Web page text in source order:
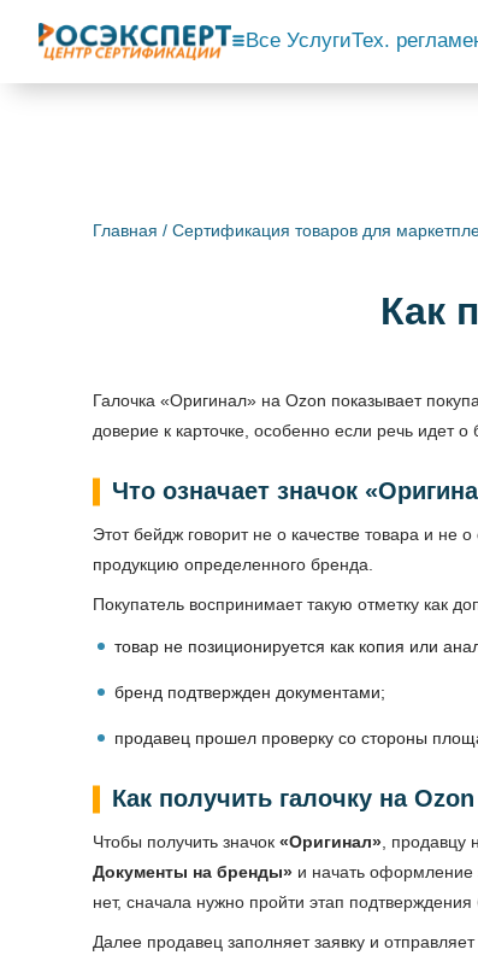
Все УслугиТех.
Главная / Сертификация товаров для
Как
Галочка «Оригинал» на Ozon показывает
доверие к карточке, особенно если речь идет
Что означает значок
Этот бейдж говорит не о качестве товара и не
продукцию определенного бренда.
Покупатель воспринимает такую отметку как
товар не позиционируется как копия или
бренд подтвержден документами;
продавец прошел проверку со стороны
Как получить галочку на Ozon
Чтобы получить значок «Оригинал» ,
Документы на бренды» и начать оформление
нет, сначала нужно пройти этап
Далее продавец заполняет заявку и